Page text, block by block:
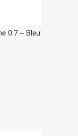
0.7 – Bleu